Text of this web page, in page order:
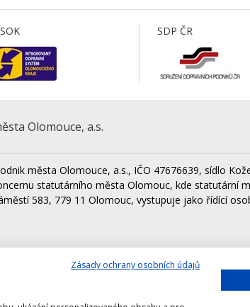
SDP ČR
Olomouce, a.s.
města Olomouce, a.s., IČO 47676639, sídlo
statutárního města Olomouc, kde statutární
583, 779 11 Olomouc, vystupuje jako řídící
Lesy města Olomouce, a.s.Zásady ochrany osobních údajů